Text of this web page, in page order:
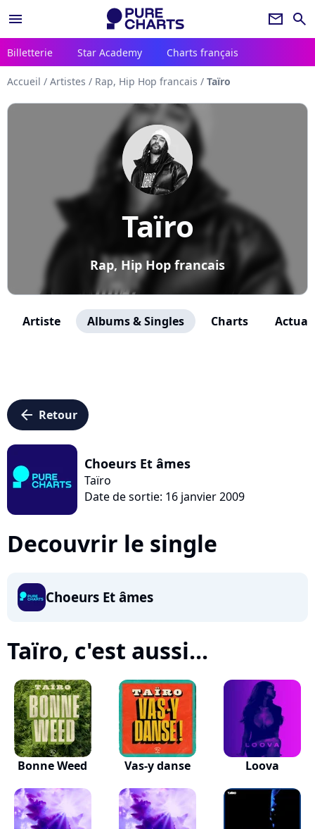
menu newsletter search
Billetterie Star Academy Charts français
Accueil / Artistes / Rap, Hip Hop francais / Taïro
Taïro
Rap, Hip Hop francais
Artiste Albums & Singles Charts
arrow_left Retour
Choeurs Et âmes
Taïro
Date de sortie: 16 janvier 2009
Decouvrir le single
Choeurs Et âmes
Taïro, c'est aussi...
Bonne Weed Vas-y danse Loova